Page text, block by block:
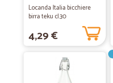
Locanda Italia bicchiere
birra teku cl.30
4,29 €